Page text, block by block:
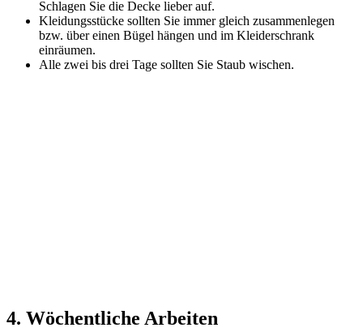
Schlagen Sie die Decke lieber auf.
Kleidungsstücke sollten Sie immer gleich zusammenlegen
bzw. über einen Bügel hängen und im Kleiderschrank
einräumen.
Alle zwei bis drei Tage sollten Sie Staub wischen.
4. Wöchentliche Arbeiten